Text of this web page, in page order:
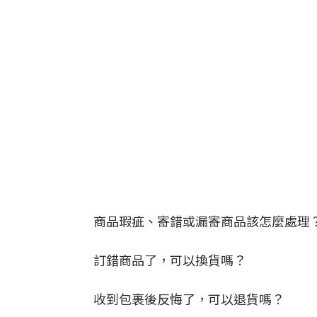
商品瑕疵、寄錯或漏寄商品該怎麼處理
訂錯商品了，可以換貨嗎？
收到包裹後反悔了，可以退貨嗎？